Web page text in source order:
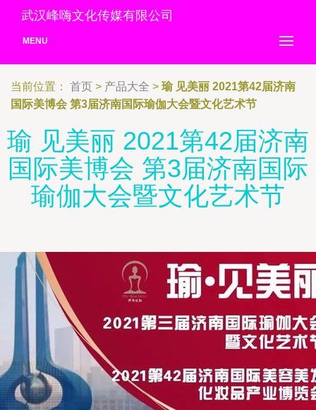
武汉峰嗨文化传媒有限公司
MENU
当前位置： 首页 > 产品大全 > 瑜 见美丽 2021第42届济南
国际美博会 第3届济南国际瑜伽大会暨文化艺术节
瑜 见美丽 2021第42届济南
国际美博会 第3届济南国际
瑜伽大会暨文化艺术节